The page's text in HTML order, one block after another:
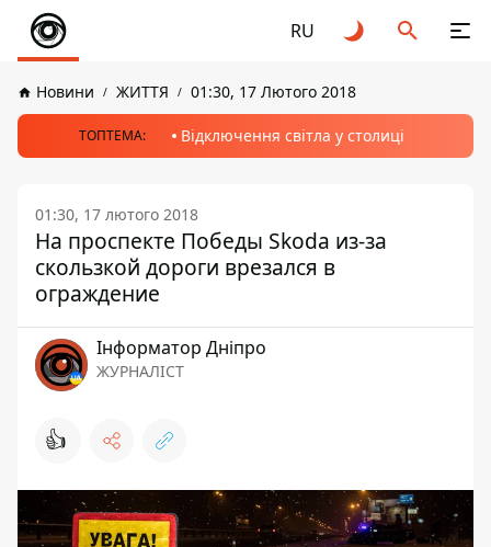
RU
Новини ЖИТТЯ 01:30, 17 Лютого 2018
ТОПТЕМА: Відключення світла у столиці
01:30, 17 лютого 2018
На проспекте Победы Skoda из-за
скользкой дороги врезался в
ограждение
Інформатор Дніпро
ЖУРНАЛІСТ
👍